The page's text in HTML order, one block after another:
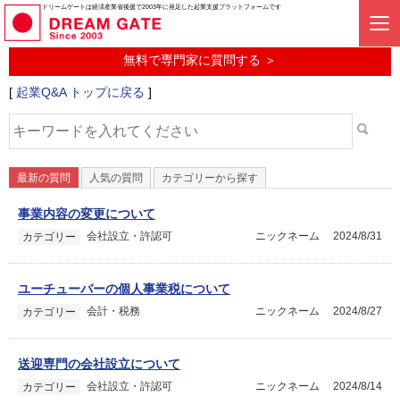
ドリームゲートは経済産業省後援で2003年に発足した起業支援プラットフォームです
起業に関するみんなの質問投稿サービス
起業Q&A
無料で専門家に質問する ＞
[ 起業Q&A トップに戻る ]
最新の質問 人気の質問 カテゴリーから探す
事業内容の変更について
カテゴリー 会社設立・許認可 2024/8/31
ニックネーム
ユーチューバーの個人事業税について
カテゴリー 会計・税務 2024/8/27
ニックネーム
送迎専門の会社設立について
カテゴリー 会社設立・許認可 2024/8/14
ニックネーム